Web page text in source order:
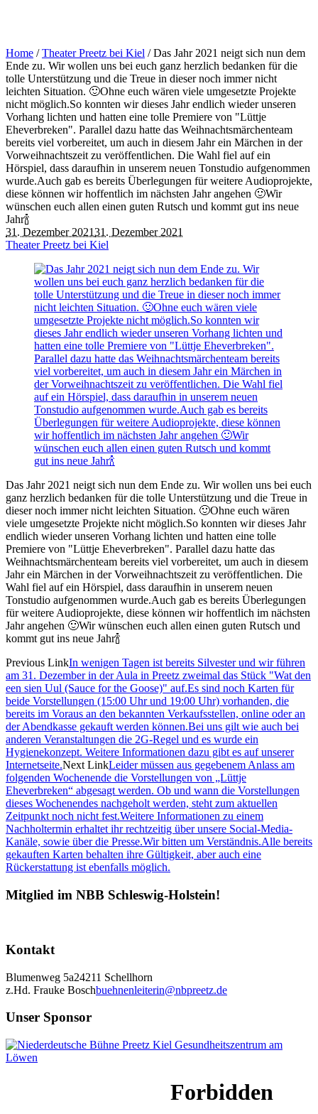
Home /Theater Preetz bei Kiel /Das Jahr 2021 neigt sich nun dem
Ende zu. Wir wollen uns bei euch ganz herzlich bedanken für die
tolle Unterstützung und die Treue in dieser noch immer nicht
leichten Situation. 🙂Ohne euch wären viele umgesetzte Projekte
nicht möglich.So konnten wir dieses Jahr endlich wieder unseren
Vorhang lichten und hatten eine tolle Premiere von "Lüttje
Eheverbreken". Parallel dazu hatte das Weihnachtsmärchenteam
bereits viel vorbereitet, um auch in diesem Jahr ein Märchen in der
Vorweihnachtszeit zu veröffentlichen. Die Wahl fiel auf ein
Hörspiel, dass daraufhin in unserem neuen Tonstudio aufgenommen
wurde.Auch gab es bereits Überlegungen für weitere Audioprojekte,
diese können wir hoffentlich im nächsten Jahr angehen 🙂Wir
wünschen euch allen einen guten Rutsch und kommt gut ins neue
Jahr🍾
31. Dezember 202131. Dezember 2021
Theater Preetz bei Kiel
Das Jahr 2021 neigt sich nun dem Ende zu. Wir wollen uns bei euch
ganz herzlich bedanken für die tolle Unterstützung und die Treue in
dieser noch immer nicht leichten Situation. 🙂Ohne euch wären
viele umgesetzte Projekte nicht möglich.So konnten wir dieses Jahr
endlich wieder unseren Vorhang lichten und hatten eine tolle
Premiere von "Lüttje Eheverbreken". Parallel dazu hatte das
Weihnachtsmärchenteam bereits viel vorbereitet, um auch in diesem
Jahr ein Märchen in der Vorweihnachtszeit zu veröffentlichen. Die
Wahl fiel auf ein Hörspiel, dass daraufhin in unserem neuen
Tonstudio aufgenommen wurde.Auch gab es bereits Überlegungen
für weitere Audioprojekte, diese können wir hoffentlich im nächsten
Jahr angehen 🙂Wir wünschen euch allen einen guten Rutsch und
kommt gut ins neue Jahr🍾
Previous LinkIn wenigen Tagen ist bereits Silvester und wir führen
am 31. Dezember in der Aula in Preetz zweimal das Stück "Wat den
een sien Uul (Sauce for the Goose)" auf.Es sind noch Karten für
beide Vorstellungen (15:00 Uhr und 19:00 Uhr) vorhanden, die
bereits im Voraus an den bekannten Verkaufsstellen, online oder an
der Abendkasse gekauft werden können.Bei uns gilt wie auch bei
anderen Veranstaltungen die 2G-Regel und es wurde ein
Hygienekonzept. Weitere Informationen dazu gibt es auf unserer
Internetseite.Next LinkLeider müssen aus gegebenem Anlass am
folgenden Wochenende die Vorstellungen von „Lüttje
Eheverbreken“ abgesagt werden. Ob und wann die Vorstellungen
dieses Wochenendes nachgeholt werden, steht zum aktuellen
Zeitpunkt noch nicht fest.Weitere Informationen zu einem
Nachholtermin erhaltet ihr rechtzeitig über unsere Social-Media-
Kanäle, sowie über die Presse.Wir bitten um Verständnis.Alle bereits
gekauften Karten behalten ihre Gültigkeit, aber auch eine
Rückerstattung ist ebenfalls möglich.
Mitglied im NBB Schleswig-Holstein!
Kontakt
Blumenweg 5a24211 Schellhorn
z.Hd. Frauke Boschbuehnenleiterin@nbpreetz.de
Unser Sponsor